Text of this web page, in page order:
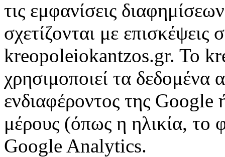
τις εμφανίσεις
σχετίζονται με επισκέψεις
kreopoleiokantzos.gr. To
χρησιμοποιεί τα δεδομένα
ενδιαφέροντος της Google
μέρους (όπως η ηλικία, το
Google Analytics.